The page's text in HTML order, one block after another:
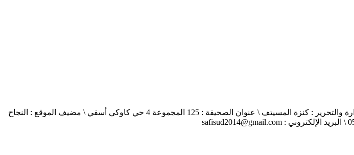
أسفي جنوب safisud صحيفة إلكترونية \ التصريح بالإصدار عدد 03-14 \ مدير النشر : منير الغرنيتي \ الإدارة والتحرير : كنزة المسيتف \ عنوان الصحيفة : 125 المجموعة 4 حي كاوكي أسفي \ مضيف الموقع : النجاح